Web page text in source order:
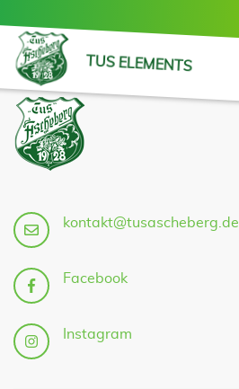
TUS ELEMENTS
kontakt@tusascheberg.de
Facebook
Instagram